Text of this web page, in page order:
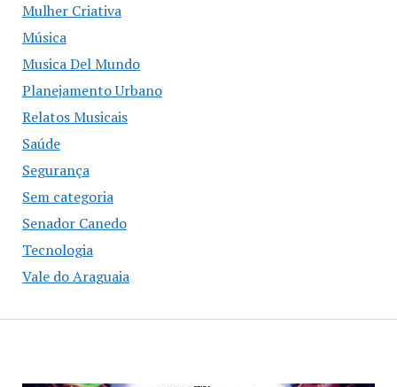
Mulher Criativa
Música
Musica Del Mundo
Planejamento Urbano
Relatos Musicais
Saúde
Segurança
Sem categoria
Senador Canedo
Tecnologia
Vale do Araguaia